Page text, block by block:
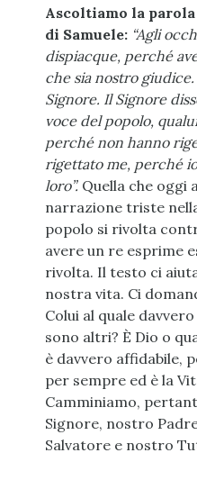
Ascoltiamo la
di Samuele:“Agli
dispiacque, perché
che sia nostro
Signore. Il Signore
voce del popolo,
perché non hanno
rigettato me, perché
loro”.Quella che oggi
narrazione triste
popolo si rivolta
avere un re esprime
rivolta. Il testo ci
nostra vita. Ci
Colui al quale
sono altri? È Dio o
è davvero affidabile,
per sempre ed è la
Camminiamo,
Signore, nostro
Salvatore e nostro